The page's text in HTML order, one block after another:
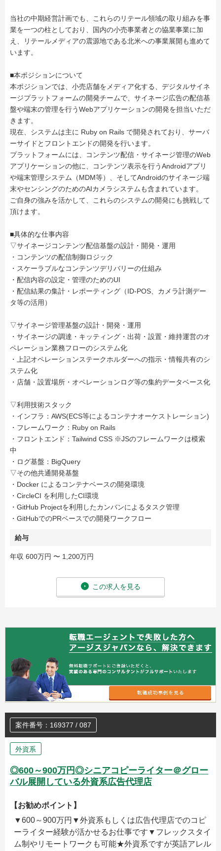
当社の中期経営計画でも、これらのリテール領域の取り組みを事
業を一つの柱としており、国内の小売事業者との協業事業に加
え、リテールメディアの震源地である北米への事業展開も進めて
います。
■本ポジションについて
本ポジションでは、小売店舗をメディア化する、デジタルサイネ
ージプラットフォームの開発チームで、サイネージ広告の配信基
盤や端末の管理を行うWebアプリケーションの開発を担当いただ
きます。
現在、システムは主に Ruby on Rails で開発されており、サーバ
ーサイドとフロントエンドの開発を行います。
プラットフォームには、コンテンツ配信・サイネージ管理のWeb
アプリケーションの他に、コンテンツ表示を行うAndroidアプリ
や端末管理システム（MDM等）、そしてAndroidのサイネージ端
末やセンシングのためのAIカメラシステムも含まれています。
ご自身の強みを活かして、これらのシステムの開発にも挑戦して
頂けます。
■具体的な仕事内容
▽サイネージコンテンツ配信基盤の設計・開発・運用
・コンテンツの配信制御ロジック
・スケーラブルなコンテンツデリバリーの仕組み
・配信内容の設定・管理のためのUI
・配信結果の集計・レポーティング（ID-POS、カメラ計測デー
タ等の活用）
▽サイネージ管理基盤の設計・開発・運用
・サイネージの調達・キッティング・出荷・設置・維持運営のオ
ペレーション業務フローのシステム化
・上記オペレーションステークホルダーへの指示・情報共有のシ
ステム化
・店舗・設置場所・オペレーションログ等の集約データベース化
▽利用技術スタック
・インフラ：AWS(ECS等によるコンテナオーケストレーション)
・フレームワーク：Ruby on Rails
・フロントエンド：Tailwind CSS ※JSのフレームワークは模索
中
・ログ基盤：BigQuery
▽その他共通開発基盤
・Docker によるコンテナベースの開発環境
・CircleCI を利用したCI環境
・GitHub Projectを利用したカンバンによるタスク管理
・GitHubでのPRベースでの開発ワークフロー
給与
年収 600万円 〜 1,200万円
この求人を見る
案件番号：169377 / 087
外資系
◎600～900万円◎シニアコピーライター＠グロー
バル展開している外資系広告代理店
【お勧めポイント】
▼600～900万円▼外資系もしくは広告代理店でのコピ
ーライター経験が活かせるお仕事です▼フレックスタイ
ム制やリモートワークも可能★外資系ですが英語アレル